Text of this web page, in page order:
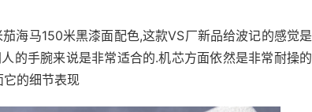
海马150米黑漆面配色,这款VS厂新品给波记的感觉是
的手腕来说是非常适合的.机芯方面依然是非常耐操的
的细节表现